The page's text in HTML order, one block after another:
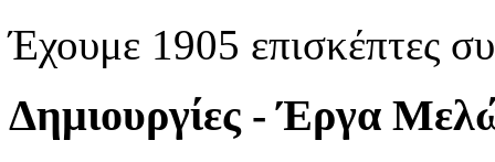
Έχουμε 1905 επισκέπτες
Δημιουργίες - Έργα